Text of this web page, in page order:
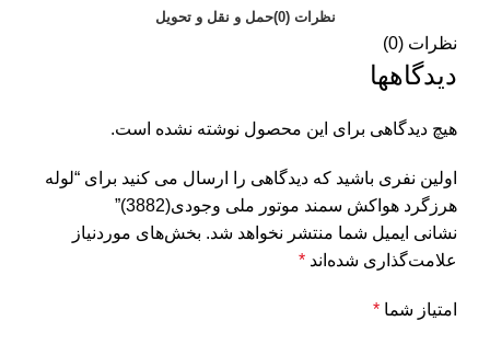
نظرات (0) حمل و نقل و تحویل
نظرات (0)
دیدگاهها
هیچ دیدگاهی برای این محصول نوشته نشده است.
اولین نفری باشید که دیدگاهی را ارسال می کنید برای “لوله
هرزگرد هواکش سمند موتور ملی وجودی(3882)”
نشانی ایمیل شما منتشر نخواهد شد. بخش‌های موردنیاز
علامت‌گذاری شده‌اند *
امتیاز شما *